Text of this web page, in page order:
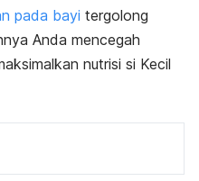
pada bayi tergolong
Anda mencegah
nutrisi si Kecil